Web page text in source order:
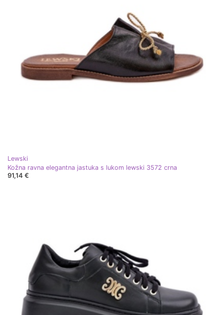
Lewski
Kožna ravna elegantna jastuka s lukom lewski 3572 crna
91,14 €